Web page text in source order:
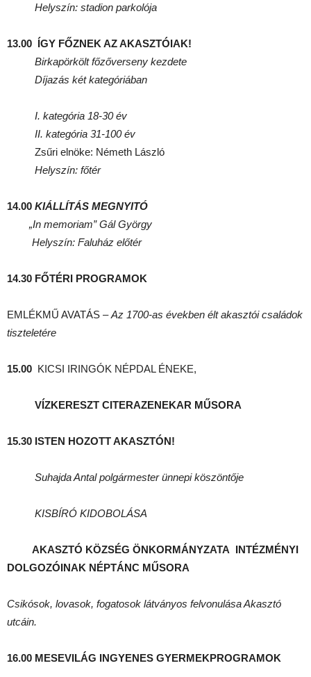
Helyszín: stadion parkolója
13.00 ÍGY FŐZNEK AZ AKASZTÓIAK!
Birkapörkölt főzőverseny kezdete
Díjazás két kategóriában
I. kategória 18-30 év
II. kategória 31-100 év
Zsűri elnöke: Németh László
Helyszín: főtér
14.00 KIÁLLÍTÁS MEGNYITÓ
„In memoriam” Gál György
Helyszín: Faluház előtér
14.30 FŐTÉRI PROGRAMOK
EMLÉKMŰ AVATÁS –Az 1700-as években élt akasztói családok
tiszteletére
15.00 KICSI IRINGÓK NÉPDAL ÉNEKE,
VÍZKERESZT CITERAZENEKAR MŰSORA
15.30 ISTEN HOZOTT AKASZTÓN!
Suhajda Antal polgármester ünnepi köszöntője
KISBÍRÓ KIDOBOLÁSA
AKASZTÓ KÖZSÉG ÖNKORMÁNYZATA INTÉZMÉNYI
DOLGOZÓINAK NÉPTÁNC MŰSORA
Csikósok, lovasok, fogatosok látványos felvonulása Akasztó
utcáin.
16.00 MESEVILÁG INGYENES GYERMEKPROGRAMOK